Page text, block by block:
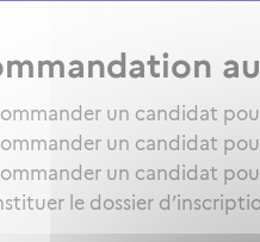
un candidat
un candidat
un candidat
le dossier